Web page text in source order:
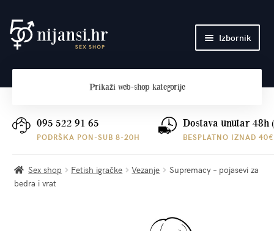
Preskoči
na
Skoči
do
Izbornik
Plaćanje i dostava
Prikaži web-shop kategorije
095 522 91 65
PODRŠKA PON-SUB 8-20H
Dostava unutar 48h
BESPLATNO IZNAD 40€
Sex shop Fetish igračke Vezanje
Supremacy – pojasevi za
bedra i vrat